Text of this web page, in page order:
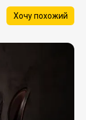
Хочу похожий